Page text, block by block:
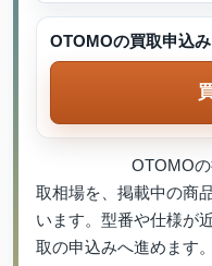
OTOMO
取相場を、掲載中の商
います。型番や仕様が
取の申込みへ進めます。
OTOMOの買取申込み